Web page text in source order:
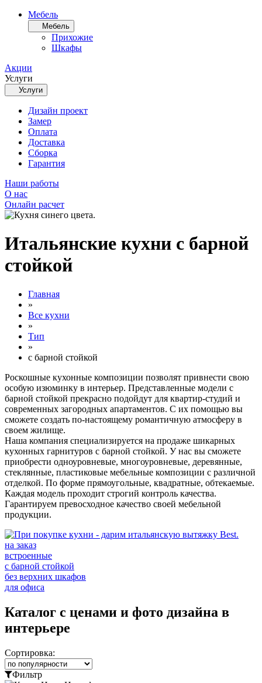
Мебель
Мебель
Прихожие
Шкафы
Акции
Услуги
Услуги
Дизайн проект
Замер
Оплата
Доставка
Сборка
Гарантия
Наши работы
О нас
Онлайн расчет
Итальянские кухни с барной
стойкой
Главная
»
Все кухни
»
Тип
»
с барной стойкой
Роскошные кухонные композиции позволят привнести свою
особую изюминку в интерьер. Представленные модели с
барной стойкой прекрасно подойдут для квартир-студий и
современных загородных апартаментов. С их помощью вы
сможете создать по-настоящему романтичную атмосферу в
своем жилище.
Наша компания специализируется на продаже шикарных
кухонных гарнитуров с барной стойкой. У нас вы сможете
приобрести одноуровневые, многоуровневые, деревянные,
стеклянные, пластиковые мебельные композиции с различной
отделкой. По форме прямоугольные, квадратные, обтекаемые.
Каждая модель проходит строгий контроль качества.
Гарантируем превосходное качество своей мебельной
продукции.
на заказ
встроенные
с барной стойкой
без верхних шкафов
для офиса
Каталог с ценами и фото дизайна в
интерьере
Сортировка:
Фильтр